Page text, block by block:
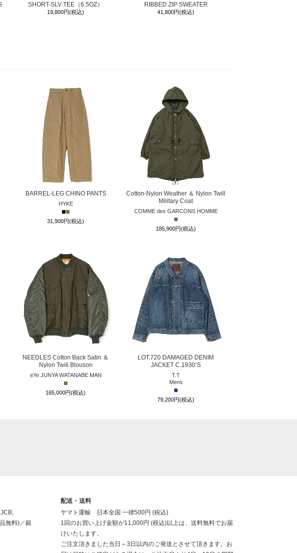
SHORT-SLV TEE（6.5OZ）
19,800円(税込)
RIBBED ZIP SWEATER
41,800円(税込)
BARREL-LEG CHINO PANTS
HYKE
■■
31,900円(税込)
Cotton-Nylon Weather ＆ Nylon Twill
Military Coat
COMME des GARCONS HOMME
■
185,900円(税込)
NEEDLES Cotton Back Satin ＆
Nylon Twill Blouson
eYe JUNYA WATANABE MAN
■
165,000円(税込)
LOT.720 DAMAGED DENIM
JACKET C.1930’S
T.T
Mens
■
79,200円(税込)
無料)／銀
配送・送料
ヤマト運輸 日本全国 一律500円 (税込)
1回のお買い上げ金額が11,000円 (税込)以上は、送料無料でお届
けいたします。
ご注文頂きました当日～3日以内のご発送とさせて頂きます。お